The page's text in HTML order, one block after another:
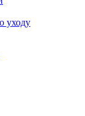
уходу